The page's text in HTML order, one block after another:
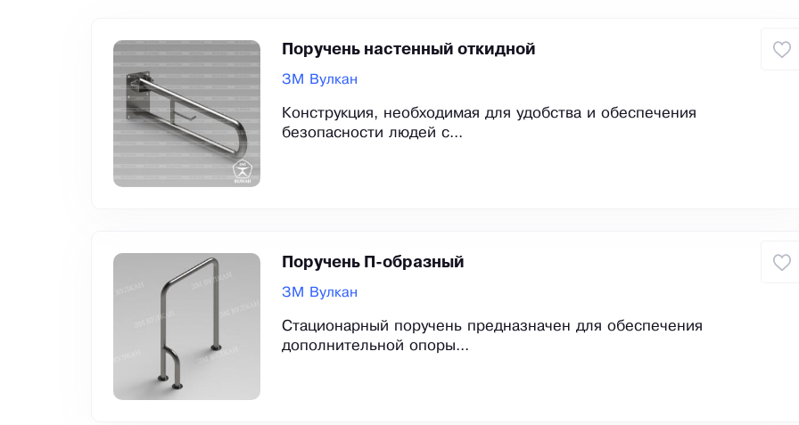
Поручень настенный откидной
ЗМ Вулкан
Конструкция, необходимая для удобства и обеспечения
безопасности людей с...
Поручень П-образный
ЗМ Вулкан
Стационарный поручень предназначен для обеспечения
дополнительной опоры...